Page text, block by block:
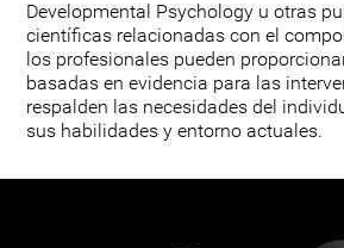
Developmental Psychology u otras
científicas relacionadas con el
los profesionales pueden
basadas en evidencia para las
respalden las necesidades del
sus habilidades y entorno actuales.